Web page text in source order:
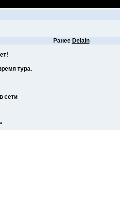
Ранее Delain
тура.
сети